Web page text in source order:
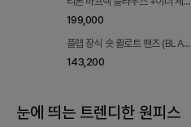
(BEIGE)
199,000
플랩 장식 숏 퀼로트 팬츠 (BLAC
K)
143,200
눈에 띄는 트렌디한 원피스